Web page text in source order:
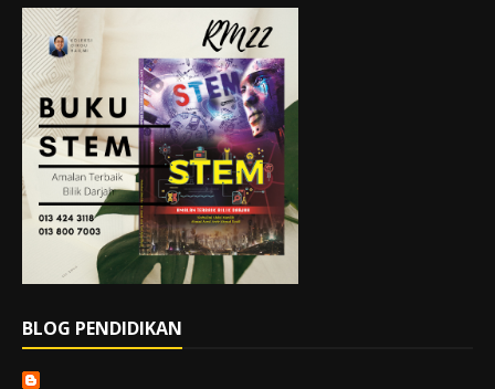
BLOG PENDIDIKAN